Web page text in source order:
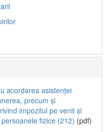
acordarea asistenței
precum și
impozitul pe venit și
fizice (212) (pdf)